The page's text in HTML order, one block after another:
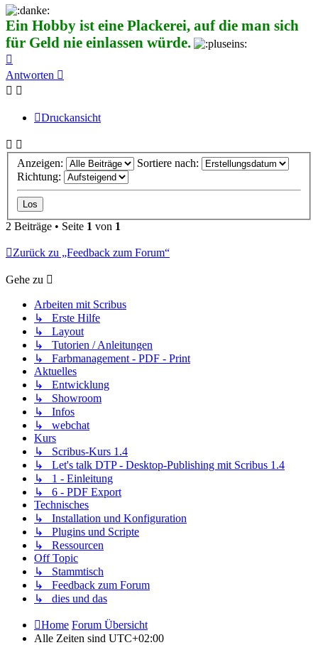
Ein Hobby ist eine Plackerei, auf die man sich
für Geld nie einlassen würde.
oben
Antworten
Druckansicht
Anzeigen:
Sortiere nach:
Richtung:
2 Beiträge • Seite 1 von 1
Zurück zu „Feedback zum Forum“
Gehe zu
Arbeiten mit Scribus
↳ Erste Hilfe
↳ Layout
↳ Tutorien / Anleitungen
↳ Farbmanagement - PDF - Print
Aktuelles
↳ Entwicklung
↳ Showroom
↳ Infos
↳ webchat
Kurs
↳ Scribus-Kurs 1.4
↳ Let's talk DTP - Desktop-Publishing mit Scribus 1.4
↳ 1 - Einleitung
↳ 6 - PDF Export
Technisches
↳ Installation und Konfiguration
↳ Plugins und Scripte
↳ Ressourcen
Off Topic
↳ Stammtisch
↳ Feedback zum Forum
↳ dies und das
Home Forum Übersicht
Alle Zeiten sind UTC+02:00